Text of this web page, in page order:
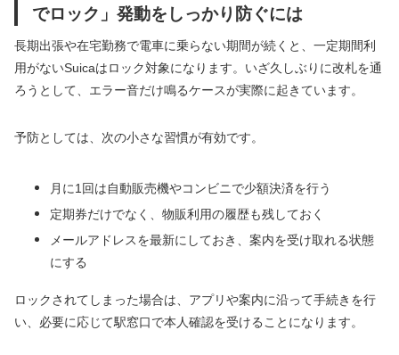
でロック」発動をしっかり防ぐには
長期出張や在宅勤務で電車に乗らない期間が続くと、一定期間利
用がないSuicaはロック対象になります。いざ久しぶりに改札を通
ろうとして、エラー音だけ鳴るケースが実際に起きています。
予防としては、次の小さな習慣が有効です。
月に1回は自動販売機やコンビニで少額決済を行う
定期券だけでなく、物販利用の履歴も残しておく
メールアドレスを最新にしておき、案内を受け取れる状態
にする
ロックされてしまった場合は、アプリや案内に沿って手続きを行
い、必要に応じて駅窓口で本人確認を受けることになります。